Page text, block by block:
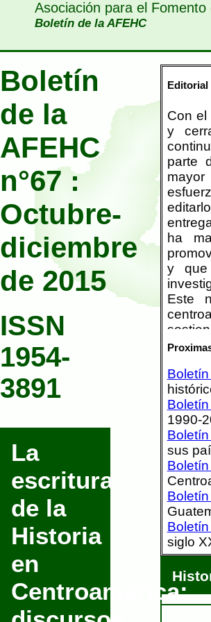
Asociación para el
Boletín de la AFEHC
Editorial
Con
y
parte
ha
y que
Este
sobre
En el
del
placer
del
1990-
sus
siglo
Boletín
de la
AFEHC
n°67 :
Octubre-
diciembre
de 2015
ISSN
1954-
3891
La
escritura
de la
Historia
en
Centroamérica: